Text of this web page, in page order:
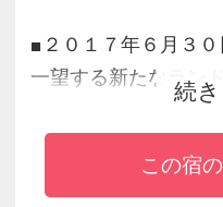
■２０１７年６月３
一望する新たなラン
■ＪＲ奈良駅（西口）
■全室、トイレ・浴
■古都奈良の豊かな
続
この宿